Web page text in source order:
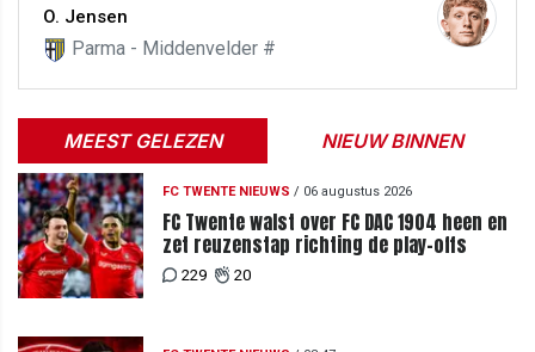
O. Jensen
Parma - Middenvelder #
MEEST GELEZEN NIEUW BINNEN
FC TWENTE NIEUWS / 06 augustus 2026
FC Twente walst over FC DAC 1904 heen en
zet reuzenstap richting de play-offs
229 20